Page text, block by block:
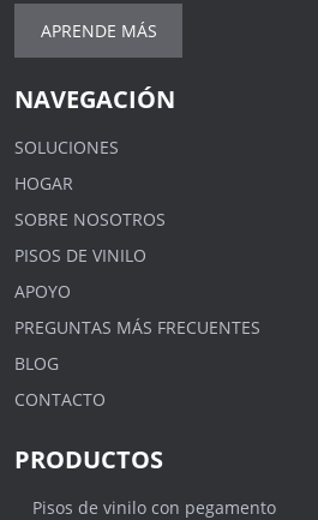
APRENDE MÁS
NAVEGACIÓN
SOLUCIONES
HOGAR
SOBRE NOSOTROS
PISOS DE VINILO
APOYO
PREGUNTAS MÁS FRECUENTES
BLOG
CONTACTO
PRODUCTOS
Pisos de vinilo con pegamento